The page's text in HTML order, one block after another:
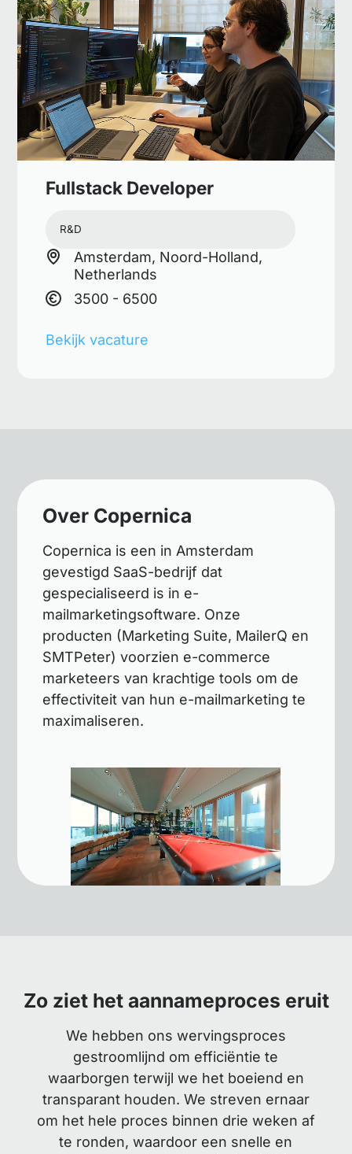
Fullstack Developer
R&D
Amsterdam, Noord-Holland,
Netherlands
3500 - 6500
Bekijk vacature
Over Copernica
Copernica is een in Amsterdam
gevestigd SaaS-bedrijf dat
gespecialiseerd is in e-
mailmarketingsoftware. Onze
producten (Marketing Suite, MailerQ en
SMTPeter) voorzien e-commerce
marketeers van krachtige tools om de
effectiviteit van hun e-mailmarketing te
maximaliseren.
Zo ziet het aannameproces eruit
We hebben ons wervingsproces
gestroomlijnd om efficiëntie te
waarborgen terwijl we het boeiend en
transparant houden. We streven ernaar
om het hele proces binnen drie weken af
te ronden, waardoor een snelle en